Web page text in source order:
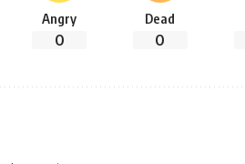
Angry
0
Dead
0